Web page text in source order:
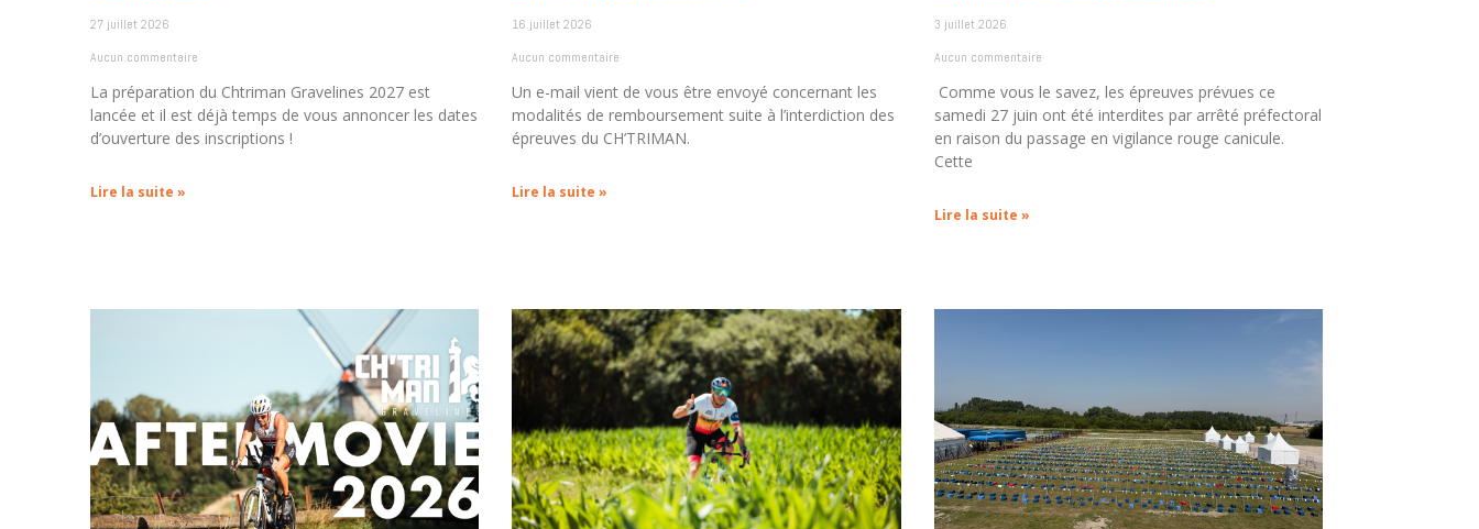
27 juillet 2026
Aucun commentaire
La préparation du Chtriman Gravelines 2027 est
lancée et il est déjà temps de vous annoncer les dates
d’ouverture des inscriptions !
Lire la suite »
16 juillet 2026
Aucun commentaire
Un e-mail vient de vous être envoyé concernant les
modalités de remboursement suite à l’interdiction des
épreuves du CH’TRIMAN.
Lire la suite »
3 juillet 2026
Aucun commentaire
Comme vous le savez, les épreuves prévues ce
samedi 27 juin ont été interdites par arrêté préfectoral
en raison du passage en vigilance rouge canicule.
Cette
Lire la suite »